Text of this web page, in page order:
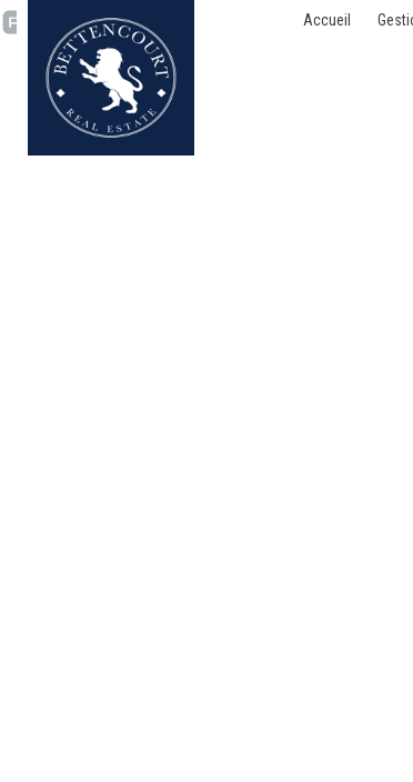
Accueil
Appartement -